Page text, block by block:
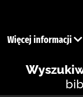
Więcej informacji